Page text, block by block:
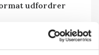
udfordrer